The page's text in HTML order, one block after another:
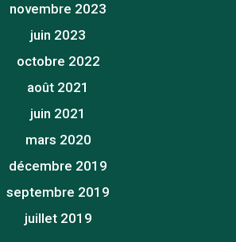
novembre 2023
juin 2023
octobre 2022
août 2021
juin 2021
mars 2020
décembre 2019
septembre 2019
juillet 2019